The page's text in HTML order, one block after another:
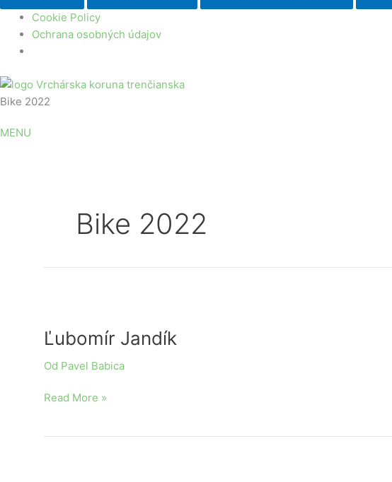
Cookie Policy
Ochrana osobných údajov
Bike 2022
MENU
Bike 2022
Ľubomír Jandík
Od Pavel Babica
Read More »